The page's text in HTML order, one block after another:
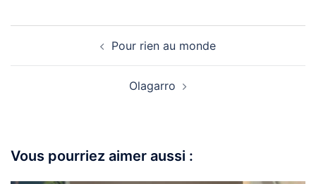
Pour rien au monde
Olagarro
Vous pourriez aimer aussi :